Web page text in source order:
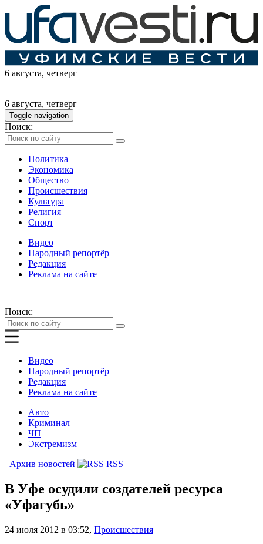
6 августа, четверг
6 августа, четверг
Toggle navigation
Поиск:
Политика
Экономика
Общество
Происшествия
Культура
Религия
Спорт
Видео
Народный репортёр
Редакция
Реклама на сайте
Поиск:
Видео
Народный репортёр
Редакция
Реклама на сайте
Авто
Криминал
ЧП
Экстремизм
Архив новостей
RSS
В Уфе осудили создателей ресурса
«Уфагубь»
24 июля 2012 в 03:52, Происшествия